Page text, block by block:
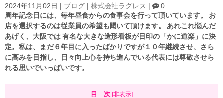
2024年11月02日 ブログ 株式会社ラグレス 0
周年記念日には、毎年昼食からの食事会を行って頂いています。 お
店を選択するのは従業員の希望も聞いて頂けます。 あれこれ悩んだ
あげく、大阪では 有名な大きな造形看板が目印の「かに道楽」に決
定。私は、まだ６年目に入ったばかりですが１０年継続させ、さら
に高みを目指し、日々向上心を持ち進んでいる代表には尊敬させら
れる思いでいっぱいです。
目 次 [非表示]